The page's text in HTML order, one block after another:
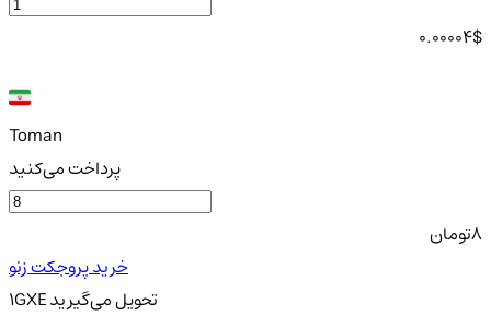
0.00004$
Toman
پرداخت می‌کنید
8تومان
خرید پروجکت زنو
1GXE تحویلمی‌گیرید